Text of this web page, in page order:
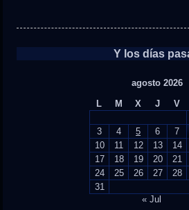
Y los días
agosto 2026
L
M X J V
3
4 5 6 7
10
11 12 13 14
17
18 19 20 21
24
25 26 27 28
31
« Jul